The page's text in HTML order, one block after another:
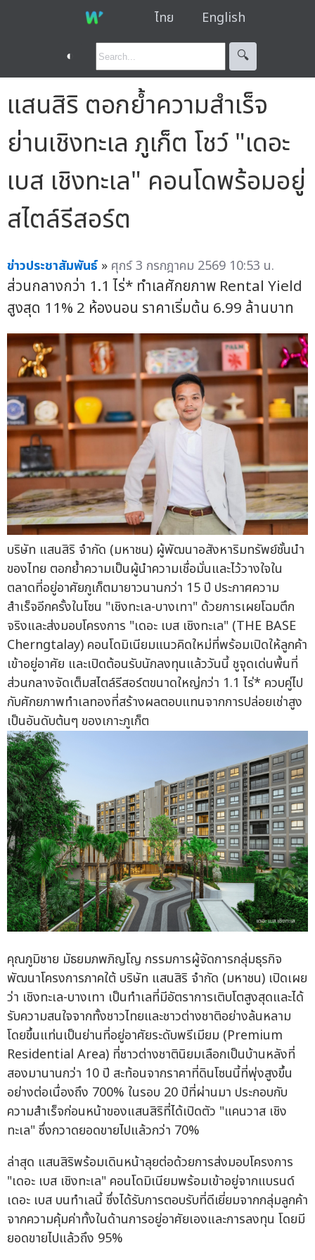
ไทย English
◐ 🔍︎
แสนสิริ ตอกย้ำความสำเร็จ
ย่านเชิงทะเล ภูเก็ต โชว์ "เดอะ
เบส เชิงทะเล" คอนโดพร้อมอยู่
สไตล์รีสอร์ต
ข่าวประชาสัมพันธ์ » ศุกร์ 3 กรกฎาคม 2569 10:53 น.
ส่วนกลางกว่า 1.1 ไร่* ทำเลศักยภาพ Rental Yield
สูงสุด 11% 2 ห้องนอน ราคาเริ่มต้น 6.99 ล้านบาท
บริษัท แสนสิริ จำกัด (มหาชน) ผู้พัฒนาอสังหาริมทรัพย์ชั้นนำ
ของไทย ตอกย้ำความเป็นผู้นำความเชื่อมั่นและไว้วางใจใน
ตลาดที่อยู่อาศัยภูเก็ตมายาวนานกว่า 15 ปี ประกาศความ
สำเร็จอีกครั้งในโซน "เชิงทะเล-บางเทา" ด้วยการเผยโฉมตึก
จริงและส่งมอบโครงการ "เดอะ เบส เชิงทะเล" (THE BASE
Cherngtalay) คอนโดมิเนียมแนวคิดใหม่ที่พร้อมเปิดให้ลูกค้า
เข้าอยู่อาศัย และเปิดต้อนรับนักลงทุนแล้ววันนี้ ชูจุดเด่นพื้นที่
ส่วนกลางจัดเต็มสไตล์รีสอร์ตขนาดใหญ่กว่า 1.1 ไร่* ควบคู่ไป
กับศักยภาพทำเลทองที่สร้างผลตอบแทนจากการปล่อยเช่าสูง
เป็นอันดับต้นๆ ของเกาะภูเก็ต
คุณภูมิชาย มัธยมภพภิญโญ กรรมการผู้จัดการกลุ่มธุรกิจ
พัฒนาโครงการภาคใต้ บริษัท แสนสิริ จำกัด (มหาชน) เปิดเผย
ว่า เชิงทะเล-บางเทา เป็นทำเลที่มีอัตราการเติบโตสูงสุดและได้
รับความสนใจจากทั้งชาวไทยและชาวต่างชาติอย่างล้นหลาม
โดยขึ้นแท่นเป็นย่านที่อยู่อาศัยระดับพรีเมียม (Premium
Residential Area) ที่ชาวต่างชาตินิยมเลือกเป็นบ้านหลังที่
สองมานานกว่า 10 ปี สะท้อนจากราคาที่ดินโซนนี้ที่พุ่งสูงขึ้น
อย่างต่อเนื่องถึง 700% ในรอบ 20 ปีที่ผ่านมา ประกอบกับ
ความสำเร็จก่อนหน้าของแสนสิริที่ได้เปิดตัว "แคนวาส เชิง
ทะเล" ซึ่งกวาดยอดขายไปแล้วกว่า 70%
ล่าสุด แสนสิริพร้อมเดินหน้าลุยต่อด้วยการส่งมอบโครงการ
"เดอะ เบส เชิงทะเล" คอนโดมิเนียมพร้อมเข้าอยู่จากแบรนด์
เดอะ เบส บนทำเลนี้ ซึ่งได้รับการตอบรับที่ดีเยี่ยมจากกลุ่มลูกค้า
จากความคุ้มค่าทั้งในด้านการอยู่อาศัยเองและการลงทุน โดยมี
ยอดขายไปแล้วถึง 95%